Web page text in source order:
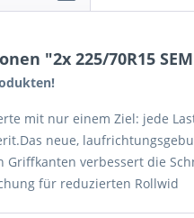
"2x 225/70R15
mit nur einem Ziel: jede
neue,
Griffkanten verbessert die
für reduzierten Rollwid